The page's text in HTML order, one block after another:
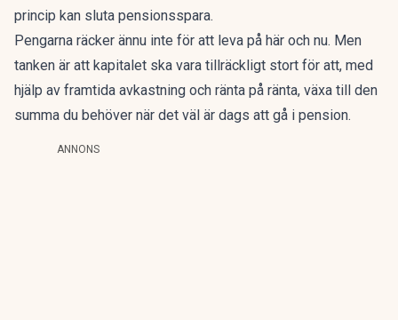
princip kan sluta pensionsspara.
Pengarna räcker ännu inte för att leva på här och nu. Men
tanken är att kapitalet ska vara tillräckligt stort för att, med
hjälp av framtida avkastning och ränta på ränta, växa till den
summa du behöver när det väl är dags att gå i pension.
ANNONS